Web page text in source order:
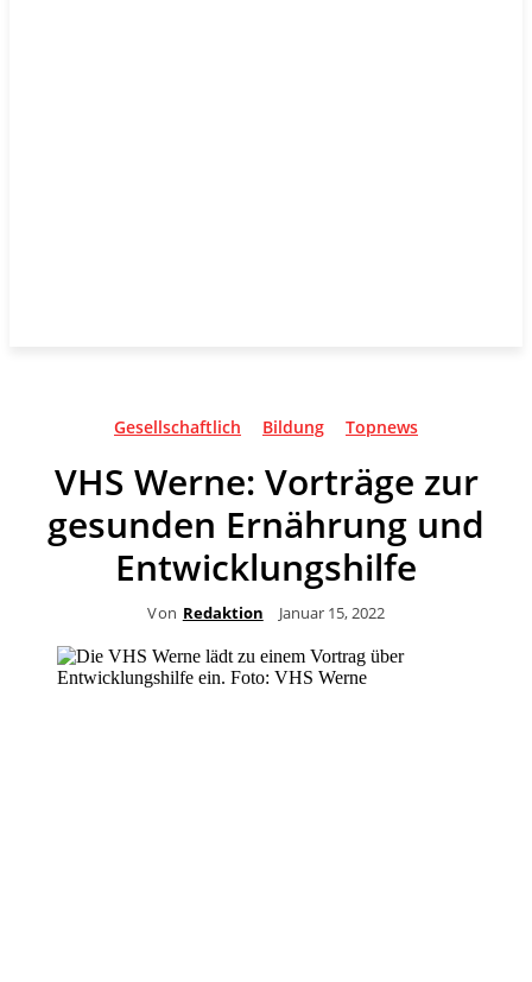
Gesellschaftlich Bildung Topnews
VHS Werne: Vorträge zur
gesunden Ernährung und
Entwicklungshilfe
Von Redaktion Januar 15, 2022